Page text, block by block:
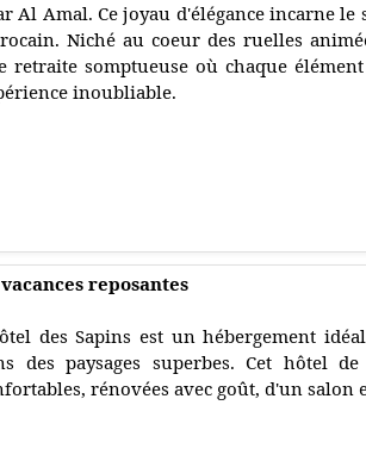
Al Amal. Ce joyau d'élégance incarne
Niché au coeur des ruelles
retraite somptueuse où chaque
inoubliable.
reposantes
des Sapins est un hébergement
des paysages superbes. Cet hôtel
rénovées avec goût, d'un salon